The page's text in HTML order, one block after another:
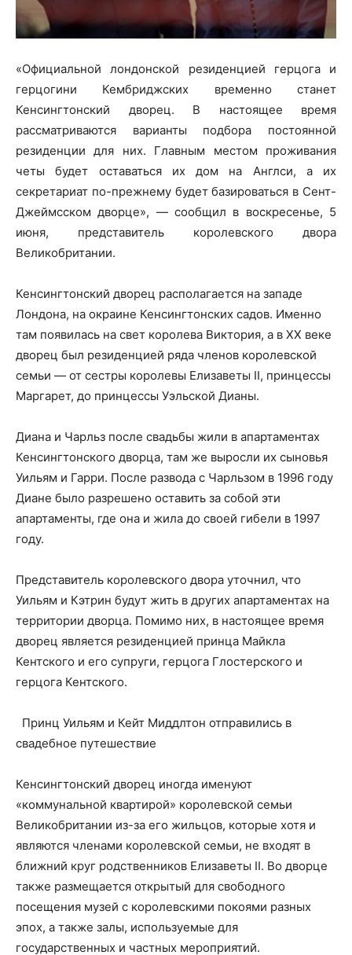
«Официальной лондонской резиденцией герцога и
герцогини Кембриджских временно станет
Кенсингтонский дворец. В настоящее время
рассматриваются варианты подбора постоянной
резиденции для них. Главным местом проживания
четы будет оставаться их дом на Англси, а их
секретариат по-прежнему будет базироваться в Сент-
Джеймсском дворце», — сообщил в воскресенье, 5
июня, представитель королевского двора
Великобритании.
Кенсингтонский дворец располагается на западе
Лондона, на окраине Кенсингтонских садов. Именно
там появилась на свет королева Виктория, а в ХХ веке
дворец был резиденцией ряда членов королевской
семьи — от сестры королевы Елизаветы II, принцессы
Маргарет, до принцессы Уэльской Дианы.
Диана и Чарльз после свадьбы жили в апартаментах
Кенсингтонского дворца, там же выросли их сыновья
Уильям и Гарри. После развода с Чарльзом в 1996 году
Диане было разрешено оставить за собой эти
апартаменты, где она и жила до своей гибели в 1997
году.
Представитель королевского двора уточнил, что
Уильям и Кэтрин будут жить в других апартаментах на
территории дворца. Помимо них, в настоящее время
дворец является резиденцией принца Майкла
Кентского и его супруги, герцога Глостерского и
герцога Кентского.
Принц Уильям и Кейт Миддлтон отправились в
свадебное путешествие
Кенсингтонский дворец иногда именуют
«коммунальной квартирой» королевской семьи
Великобритании из-за его жильцов, которые хотя и
являются членами королевской семьи, не входят в
ближний круг родственников Елизаветы II. Во дворце
также размещается открытый для свободного
посещения музей с королевскими покоями разных
эпох, а также залы, используемые для
государственных и частных мероприятий.